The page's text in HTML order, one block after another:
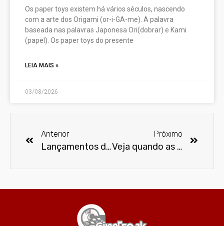
Os paper toys existem há vários séculos, nascendo
com a arte dos Origami (or-i-GA-me). A palavra
baseada nas palavras Japonesa Ori(dobrar) e Kami
(papel). Os paper toys do presente
LEIA MAIS »
03/08/2026
Anterior
Lançamentos da Globoplay em maio
Próximo
Veja quando as séries preferidas do público voltam na Netflix